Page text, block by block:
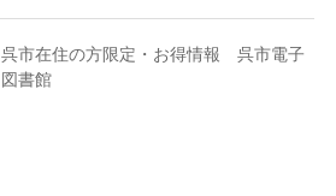
呉市在住の方限定・お得情報 呉市電子
図書館